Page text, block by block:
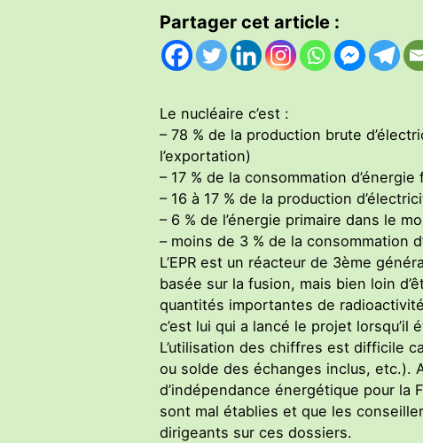
Partager cet article :
Le nucléaire c’est :
– 78 % de la production brute
l’exportation)
– 17 % de la consommation
– 16 à 17 % de la production
– 6 % de l’énergie primaire dans le
– moins de 3 % de la consommation
L’EPR est un réacteur de 3ème
basée sur la fusion, mais bien loin
quantités importantes de
c’est lui qui a lancé le projet lorsqu’il
L’utilisation des chiffres est difficile
ou solde des échanges inclus, etc.).
d’indépendance énergétique pour la
sont mal établies et que les
dirigeants sur ces dossiers.